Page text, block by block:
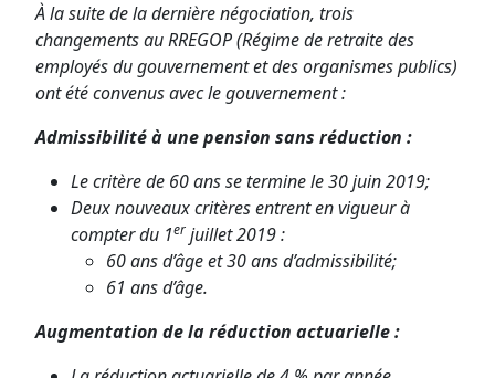
À la suite de la dernière négociation, trois
changements au RREGOP (Régime de retraite des
employés du gouvernement et des organismes publics)
ont été convenus avec le gouvernement :
Admissibilité à une pension sans réduction :
Le critère de 60 ans se termine le 30 juin 2019;
Deux nouveaux critères entrent en vigueur à
compter du 1er juillet 2019 :
60 ans d’âge et 30 ans d’admissibilité;
61 ans d’âge.
Augmentation de la réduction actuarielle :